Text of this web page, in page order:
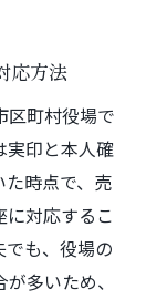
応方法
区町村役場で
実印と本人確
時点で、売
対応するこ
でも、役場の
多いため、